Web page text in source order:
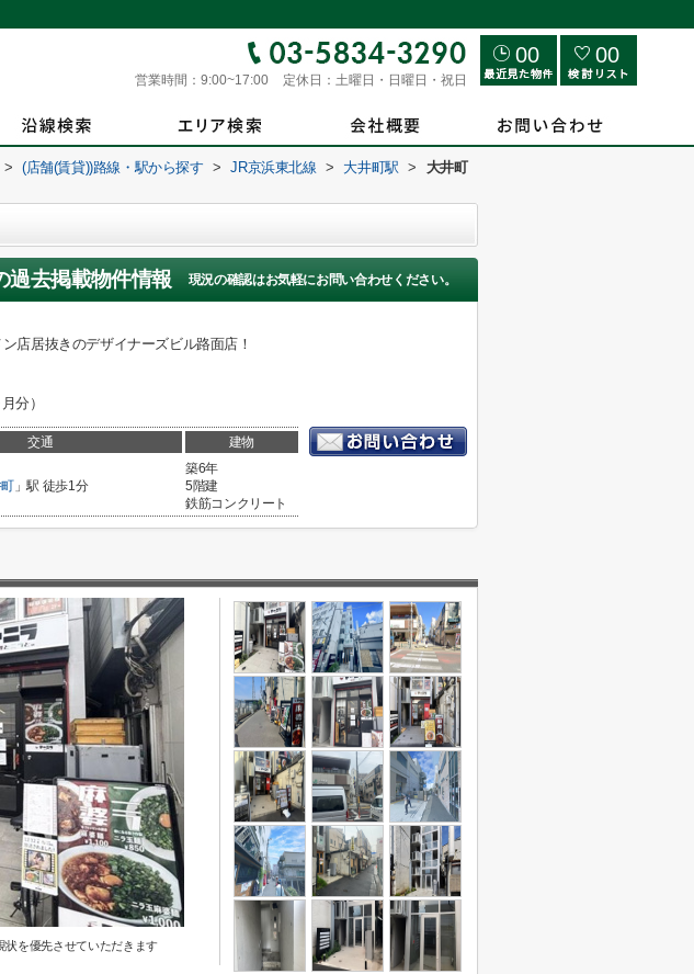
営業時間： 9:00~17:00 定休日： 土曜日・日曜日・祝日
00 00
> (店舗(賃貸))路線・駅から探す > JR京浜東北線 > 大井町駅 >
大井町
過去掲載物件情報 現況の確認はお気軽にお問い合わせください。
店居抜きのデザイナーズビル路面店！
分）
交通 建物
」駅 徒歩1分
築6年
5階建
鉄筋コンクリート
を優先させていただきます